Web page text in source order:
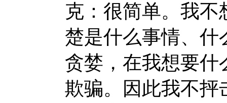
克：很简单。我
楚是什么事情、什
贪婪，在我想要什
欺骗。因此我不抨